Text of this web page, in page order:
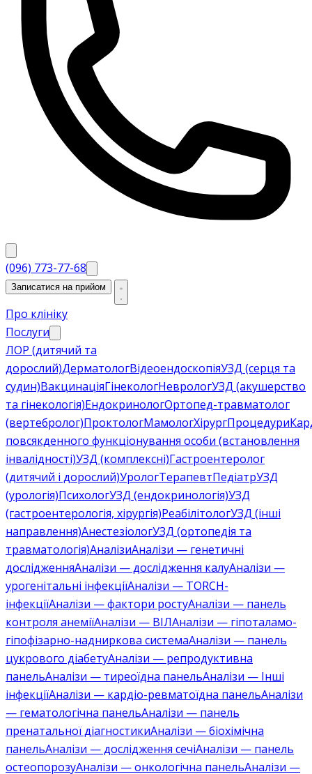
(096) 773-77-68
Записатися на прийом
Про клініку
Послуги
ЛОР (дитячий та
дорослий)ДерматологВідеоендоскопіяУЗД (серця та
судин)ВакцинаціяГінекологНеврологУЗД (акушерство
та гінекологія)ЕндокринологОртопед-травматолог
(вертебролог)ПроктологМамологХірургПроцедури
повсякденного функціонування особи (встановлення
інвалідності)УЗД (комплексні)Гастроентеролог
(дитячий і дорослий)УрологТерапевтПедіатрУЗД
(урологія)ПсихологУЗД (ендокринологія)УЗД
(гастроентерологія, хірургія)РеабілітологУЗД (інші
направлення)АнестезіологУЗД (ортопедія та
травматологія)АналізиАналізи — генетичні
дослідженняАналізи — дослідження калуАналізи —
урогенітальні інфекціїАналізи — TORCH-
інфекціїАналізи — фактори ростуАналізи — панель
контроля анеміїАналізи — ВІЛАналізи — гіпоталамо-
гіпофізарно-надниркова системаАналізи — панель
цукрового діабетуАналізи — репродуктивна
панельАналізи — тиреоїдна панельАналізи — Інші
інфекціїАналізи — кардіо-ревматоїдна панельАналізи
— гематологічна панельАналізи — панель
пренатальної діагностикиАналізи — біохімічна
панельАналізи — дослідження сечіАналізи — панель
остеопорозуАналізи — онкологічна панельАналізи —